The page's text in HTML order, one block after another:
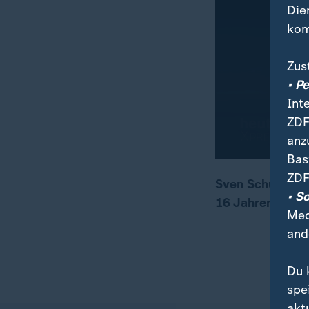
00:04 01:53
Sven Schulze
16 Jahren
•
•
Du